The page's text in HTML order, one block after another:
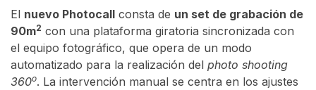
El nuevo Photocall consta de un set de grabación de
90m2 con una plataforma giratoria sincronizada con
el equipo fotográfico, que opera de un modo
automatizado para la realización del photo shooting
360o. La intervención manual se centra en los ajustes